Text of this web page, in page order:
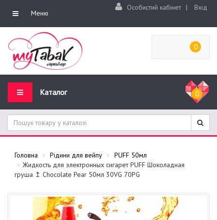
Меню
Особистий кабінет | Вхід
0
Каталог 0
Головна Рідини для вейпу
PUFF 50мл
Жидкость для электронных сигарет PUFF Шоколадная
груша ↥ Chocolate Pear 50мл 30VG 70PG